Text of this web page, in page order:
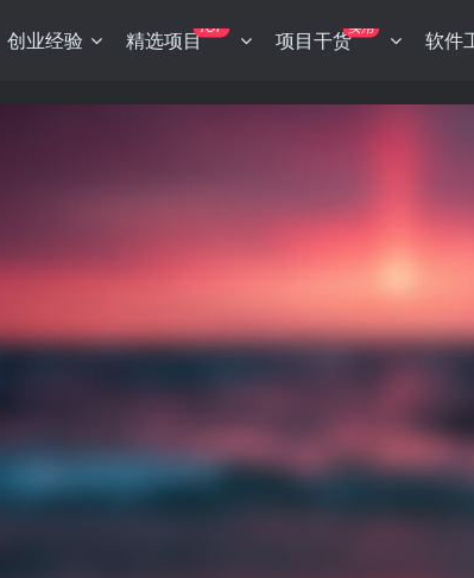
创业经验 精选项目TOP 项目干货实用 软件